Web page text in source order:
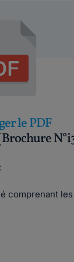
le PDF
comprenant